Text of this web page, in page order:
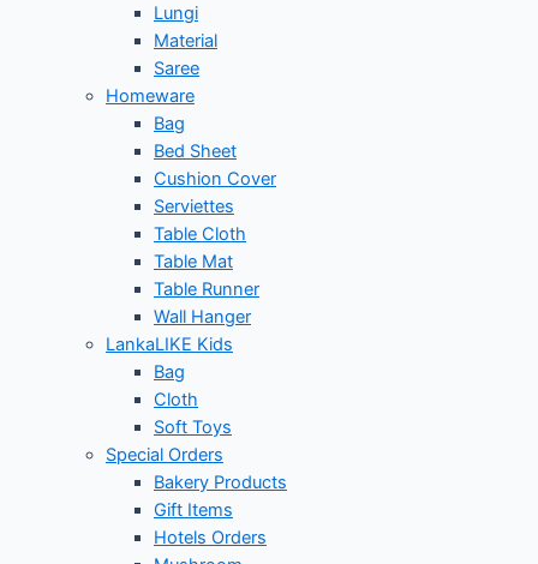
Lungi
Material
Saree
Homeware
Bag
Bed Sheet
Cushion Cover
Serviettes
Table Cloth
Table Mat
Table Runner
Wall Hanger
LankaLIKE Kids
Bag
Cloth
Soft Toys
Special Orders
Bakery Products
Gift Items
Hotels Orders